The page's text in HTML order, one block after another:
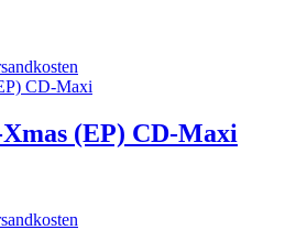
(EP) CD-Maxi